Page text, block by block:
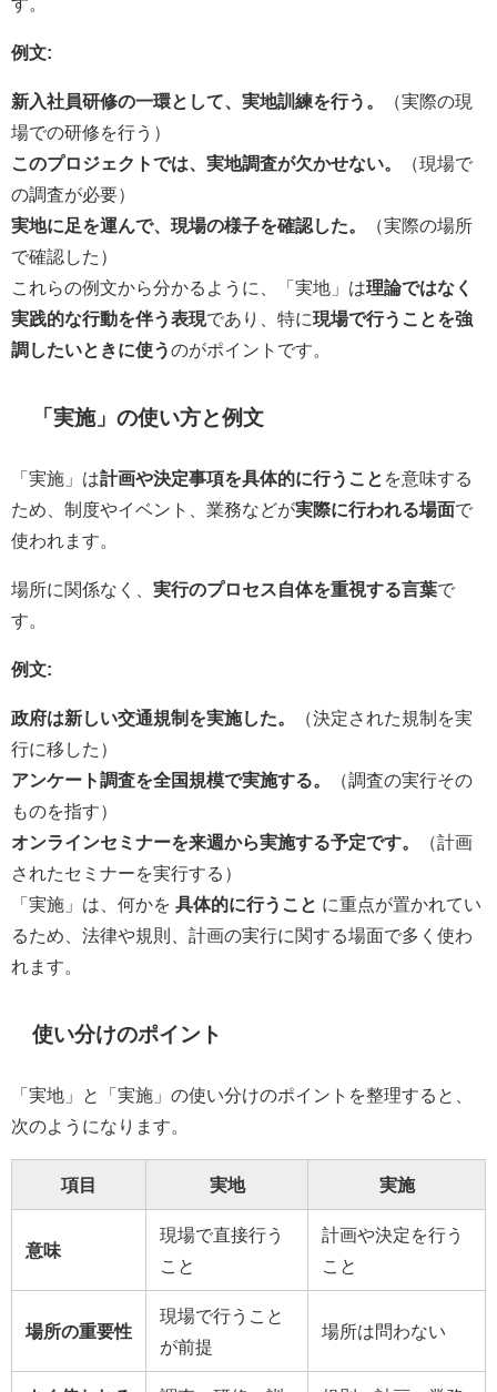
例文:
新入社員研修の一環として、実地訓練を行う。
（実際の現
場での研修を行う）
このプロジェクトでは、実地調査が欠かせない。
（現場で
の調査が必要）
実地に足を運んで、現場の様子を確認した。
（実際の場所
で確認した）
これらの例文から分かるように、「実地」は理論ではなく
実践的な行動を伴う表現であり、特に現場で行うことを強
調したいときに使うのがポイントです。
「実施」の使い方と例文
「実施」は計画や決定事項を具体的に行うこと を意味する
ため、制度やイベント、業務などが実際に行われる場面で
使われます。
場所に関係なく、 実行のプロセス自体を重視する言葉で
す。
例文:
政府は新しい交通規制を実施した。
（決定された規制を実
行に移した）
アンケート調査を全国規模で実施する。
（調査の実行その
ものを指す）
オンラインセミナーを来週から実施する予定です。
（計画
されたセミナーを実行する）
「実施」は、何かを 具体的に行うこと に重点が置かれてい
るため、法律や規則、計画の実行に関する場面で多く使わ
れます。
使い分けのポイント
「実地」と「実施」の使い分けのポイントを整理すると、
次のようになります。
項目 実地 実施
意味
現場で直接行う
こと
計画や決定を行う
こと
場所の重要性
現場で行うこと
が前提
場所は問わない